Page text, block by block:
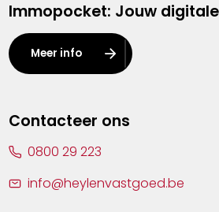
Kalmthout
Leuven
Lier
Immopocket: Jouw
Meer info
Contacteer ons
0800 29 223
info@heylenvastgoed.be